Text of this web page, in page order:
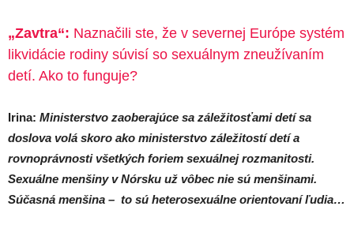
„Zavtra“: Naznačili ste, že v severnej Európe systém
likvidácie rodiny súvisí so sexuálnym zneužívaním
detí. Ako to funguje?
Irina: Ministerstvo zaoberajúce sa záležitosťami detí sa
doslova volá skoro ako ministerstvo záležitostí detí a
rovnoprávnosti všetkých foriem sexuálnej rozmanitosti.
Sexuálne menšiny v Nórsku už vôbec nie sú menšinami.
Súčasná menšina – to sú heterosexuálne orientovaní ľudia…